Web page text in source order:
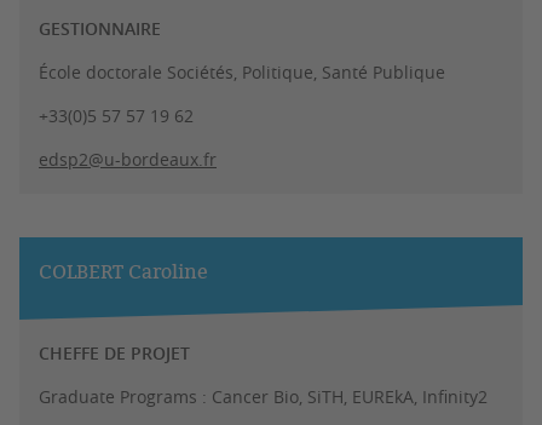
GESTIONNAIRE
École doctorale Sociétés, Politique, Santé Publique
+33(0)5 57 57 19 62
edsp2@u-bordeaux.fr
COLBERT Caroline
CHEFFE DE PROJET
Graduate Programs : Cancer Bio, SiTH, EUREkA, Infinity2